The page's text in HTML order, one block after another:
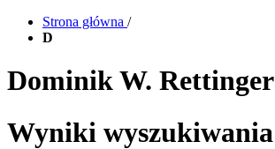
Strona główna /
D
Dominik W. Rettinger
Wyniki wyszukiwania